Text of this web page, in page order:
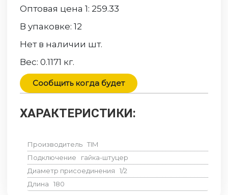
Оптовая цена 1: 259.33
В упаковке:12
Нет в наличии шт.
Вес:0.1171 кг.
Сообщить когда будет
ХАРАКТЕРИСТИКИ:
Производитель TIM
Подключение
гайка-штуцер
Диаметр присоединения
1/2
Длина
180